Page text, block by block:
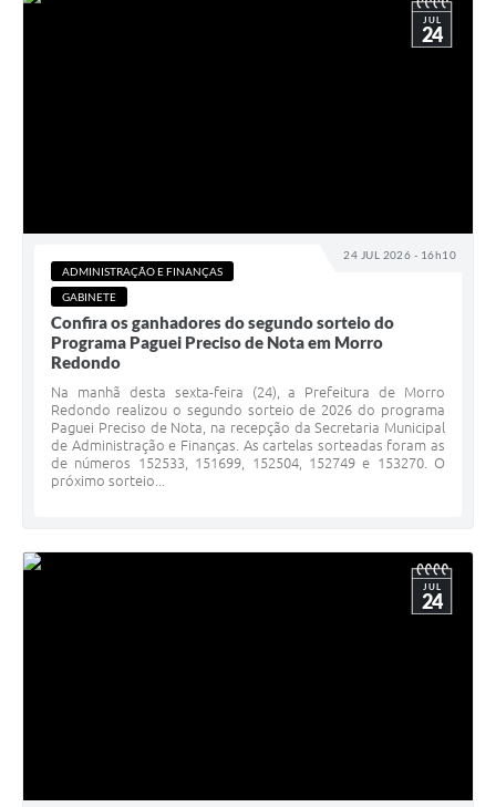
24 JUL 2026 - 16h10
JUL
24
ADMINISTRAÇÃO E FINANÇAS
GABINETE
Confira os ganhadores do segundo sorteio do
Programa Paguei Preciso de Nota em Morro
Redondo
Na manhã desta sexta-feira (24), a Prefeitura de Morro
Redondo realizou o segundo sorteio de 2026 do programa
Paguei Preciso de Nota, na recepção da Secretaria Municipal
de Administração e Finanças. As cartelas sorteadas foram as
de números 152533, 151699, 152504, 152749 e 153270. O
próximo sorteio...
JUL
24